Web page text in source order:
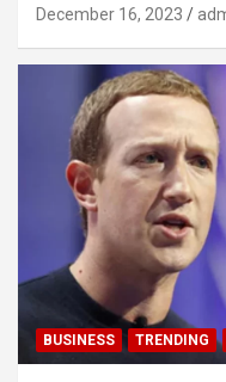
December 16, 2023
BUSINESS TRENDING